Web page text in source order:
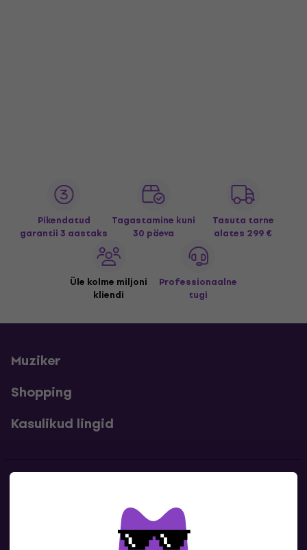
Pikendatud
garantii 3 aastaks
Tagastamine kuni
30 päeva
Tasuta tarne
alates 299 €
Üle kolme miljoni
kliendi
Professionaalne
tugi
Muziker
Shopping
Kasulikud lingid
Kontaktandmed